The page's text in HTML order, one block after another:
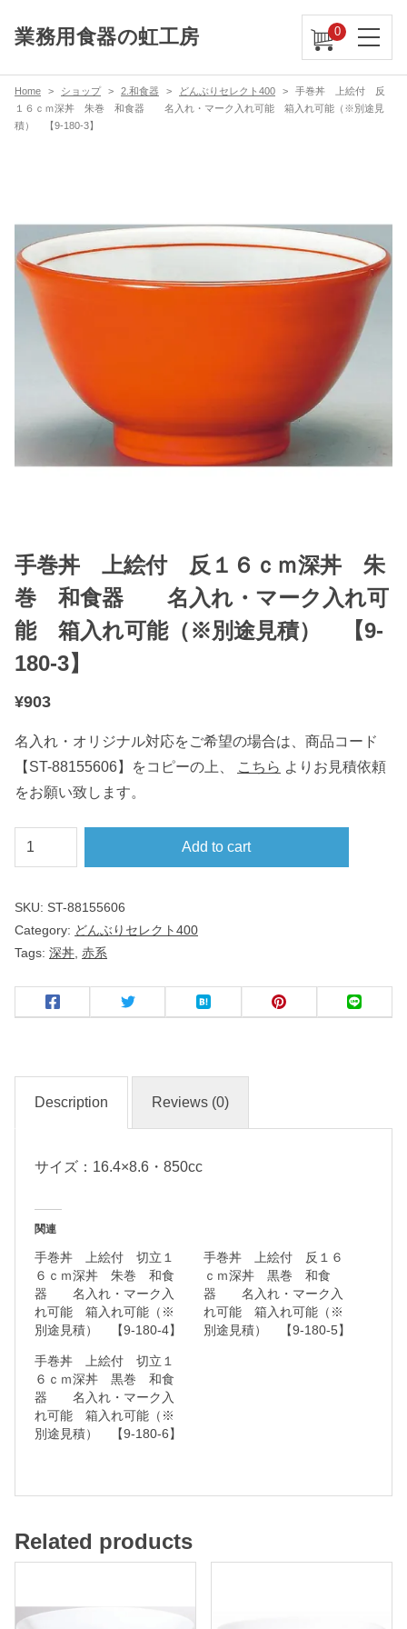
業務用食器の虹工房 0
Home ショップ 2.和食器 どんぶりセレクト400
手巻丼 上絵付 反
１６ｃｍ深丼 朱巻 和食器 名入れ・マーク入れ可能 箱入れ可能（※別途見
積） 【9-180-3】
手巻丼 上絵付 反１６ｃｍ深丼 朱
巻 和食器 名入れ・マーク入れ可
能 箱入れ可能（※別途見積） 【9-
180-3】
¥903
名入れ・オリジナル対応をご希望の場合は、商品コード
【ST-88155606】をコピーの上、
こちら よりお見積依頼
をお願い致します。
手
巻
付
れ
マ
Add to cart
SKU: ST-88155606
Category: どんぶりセレクト400
Tags: 深丼 赤系
Description Reviews (0)
サイズ：16.4×8.6・850cc
関連
手巻丼 上絵付 切立１
６ｃｍ深丼 朱巻 和食
器 名入れ・マーク入
れ可能 箱入れ可能（※
別途見積） 【9-180-4】
手巻丼 上絵付 反１６
ｃｍ深丼 黒巻 和食
器 名入れ・マーク入
れ可能 箱入れ可能（※
別途見積） 【9-180-5】
手巻丼 上絵付 切立１
６ｃｍ深丼 黒巻 和食
器 名入れ・マーク入
れ可能 箱入れ可能（※
別途見積） 【9-180-6】
Related products